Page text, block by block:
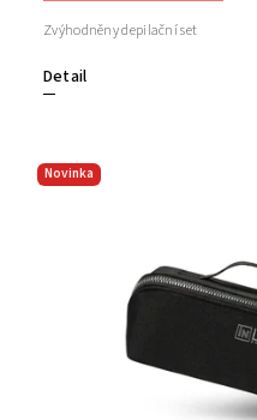
Detail
Zvýhodněny depilační set
Novinka